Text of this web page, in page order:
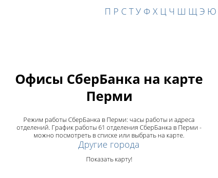
П Р С Т У Ф Х Ц Ч Ш Щ Э Ю
Офисы СберБанка на карте
Перми
Режим работы СберБанка в Перми: часы работы и адреса
отделений. График работы 61 отделения СберБанка в Перми -
можно посмотреть в списке или выбрать на карте.
Другие города
Показать карту!